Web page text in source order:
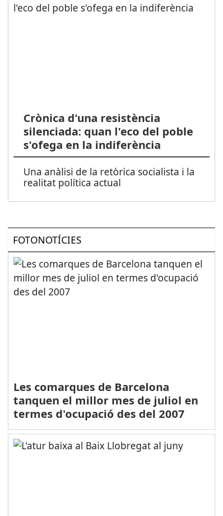
Crònica d'una resistència
silenciada: quan l'eco del poble
s'ofega en la indiferència
Una anàlisi de la retòrica socialista i la
realitat política actual
FOTONOTÍCIES
Les comarques de Barcelona
tanquen el millor mes de juliol en
termes d'ocupació des del 2007